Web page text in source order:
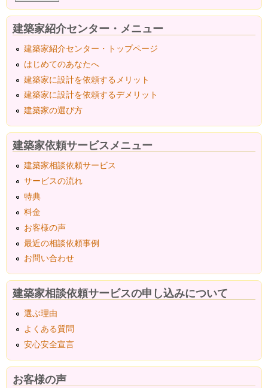
建築家紹介センター・メニュー
建築家紹介センター・トップページ
はじめてのあなたへ
建築家に設計を依頼するメリット
建築家に設計を依頼するデメリット
建築家の選び方
建築家依頼サービスメニュー
建築家相談依頼サービス
サービスの流れ
特典
料金
お客様の声
最近の相談依頼事例
お問い合わせ
建築家相談依頼サービスの申し込みについて
選ぶ理由
よくある質問
安心安全宣言
お客様の声